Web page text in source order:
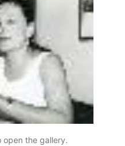
open the gallery.